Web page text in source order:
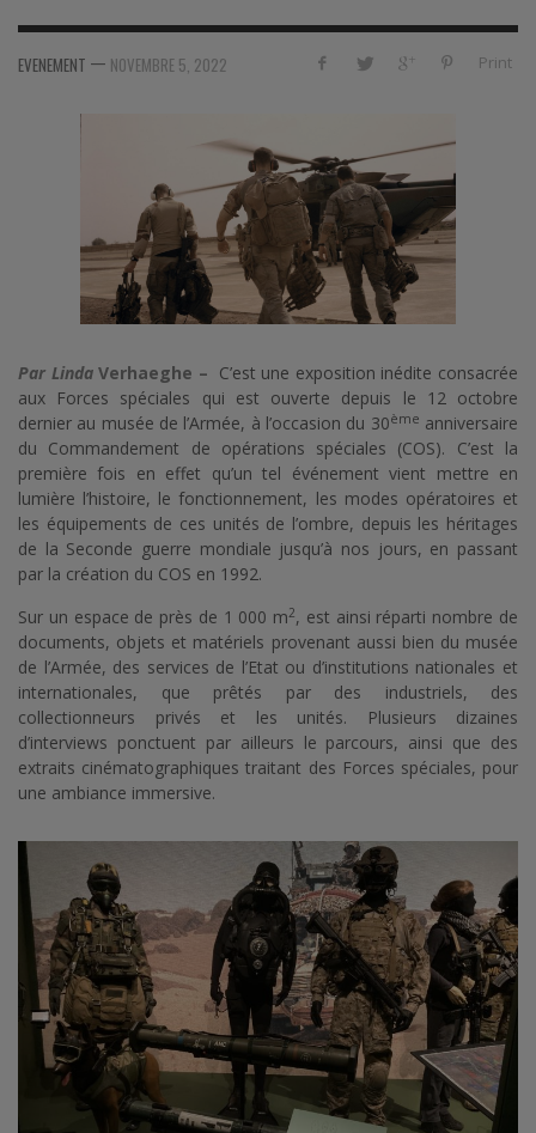
Print
EVENEMENT — NOVEMBRE 5, 2022
Par LindaVerhaeghe – C’est une exposition inédite consacrée
aux Forces spéciales qui est ouverte depuis le 12 octobre
dernier au musée de l’Armée, à l’occasion du 30ème anniversaire
du Commandement de opérations spéciales (COS). C’est la
première fois en effet qu’un tel événement vient mettre en
lumière l’histoire, le fonctionnement, les modes opératoires et
les équipements de ces unités de l’ombre, depuis les héritages
de la Seconde guerre mondiale jusqu’à nos jours, en passant
par la création du COS en 1992.
Sur un espace de près de 1 000 m2, est ainsi réparti nombre de
documents, objets et matériels provenant aussi bien du musée
de l’Armée, des services de l’Etat ou d’institutions nationales et
internationales, que prêtés par des industriels, des
collectionneurs privés et les unités. Plusieurs dizaines
d’interviews ponctuent par ailleurs le parcours, ainsi que des
extraits cinématographiques traitant des Forces spéciales, pour
une ambiance immersive.